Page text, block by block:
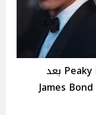
تعليقات مفاجئة من مخرج Peaky Blinders بعد